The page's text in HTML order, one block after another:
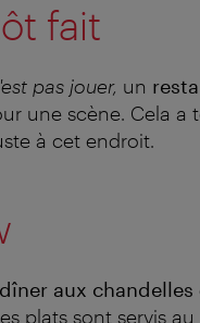
fait
pas jouer, un
une scène. Cela a
à cet endroit.
dîner aux chandelles
plats sont servis